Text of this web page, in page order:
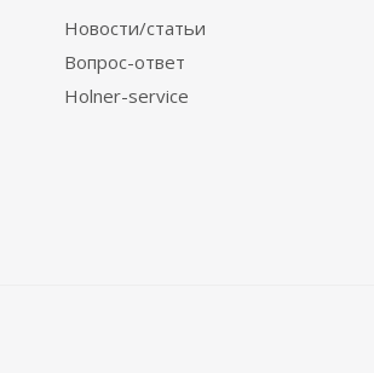
Новости/статьи
Вопрос-ответ
Holner-service